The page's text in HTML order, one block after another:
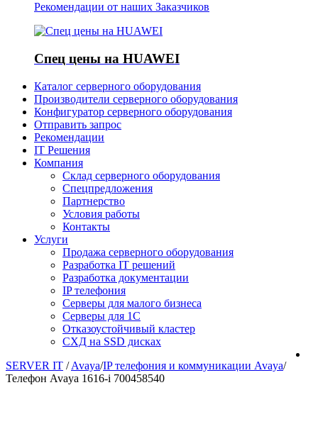
Рекомендации от наших Заказчиков
Спец цены на HUAWEI
Каталог серверного оборудования
Производители серверного оборудования
Конфигуратор серверного оборудования
Отправить запрос
Рекомендации
IT Решения
Компания
Склад серверного оборудования
Спецпредложения
Партнерство
Условия работы
Контакты
Услуги
Продажа серверного оборудования
Разработка IT решений
Разработка документации
IP телефония
Серверы для малого бизнеса
Серверы для 1С
Отказоустойчивый кластер
СХД на SSD дисках
SERVER IT / Avaya/IP телефония и коммуникации Avaya/
Телефон Avaya 1616-i 700458540